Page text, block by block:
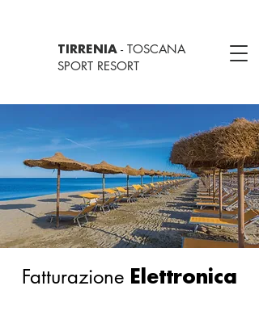
TIRRENIA - TOSCANA
SPORT RESORT
Fatturazione Elettronica